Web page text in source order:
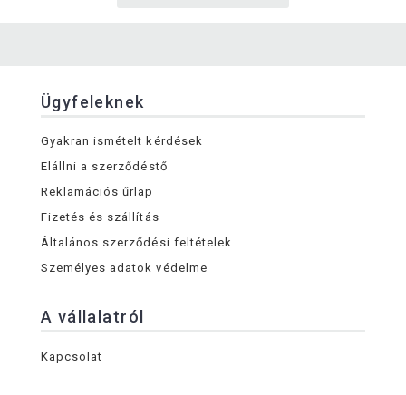
Ügyfeleknek
Gyakran ismételt kérdések
Elállni a szerződéstő
Reklamációs űrlap
Fizetés és szállítás
Általános szerződési feltételek
Személyes adatok védelme
A vállalatról
Kapcsolat